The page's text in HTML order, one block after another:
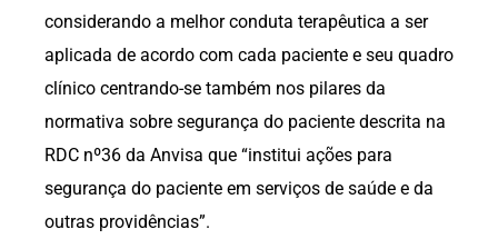
considerando a melhor conduta terapêutica a ser
aplicada de acordo com cada paciente e seu quadro
clínico centrando-se também nos pilares da
normativa sobre segurança do paciente descrita na
RDC nº36 da Anvisa que “institui ações para
segurança do paciente em serviços de saúde e da
outras providências”.